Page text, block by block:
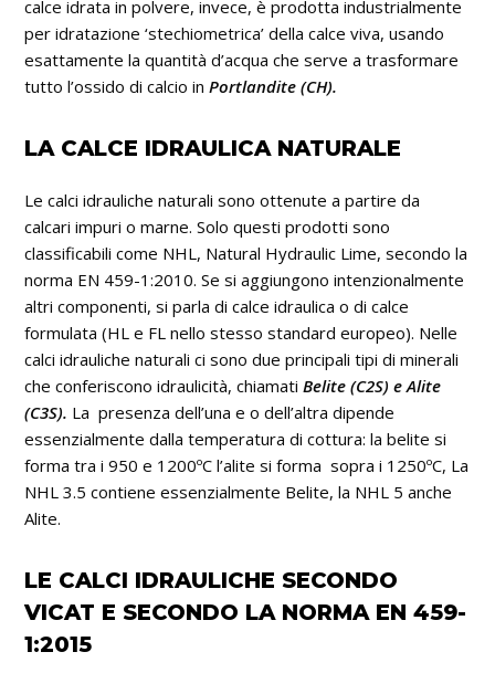
calce idrata in polvere, invece, è prodotta industrialmente
per idratazione ‘stechiometrica’ della calce viva, usando
esattamente la quantità d’acqua che serve a trasformare
tutto l’ossido di calcio inPortlandite (CH).
LA CALCE IDRAULICA NATURALE
Le calci idrauliche naturali sono ottenute a partire da
calcari impuri o marne. Solo questi prodotti sono
classificabili come NHL, Natural Hydraulic Lime, secondo la
norma EN 459-1:2010. Se si aggiungono intenzionalmente
altri componenti, si parla di calce idraulica o di calce
formulata (HL e FL nello stesso standard europeo). Nelle
calci idrauliche naturali ci sono due principali tipi di minerali
che conferiscono idraulicità, chiamatiBelite (C2S) e Alite
(C3S). La presenza dell’una e o dell’altra dipende
essenzialmente dalla temperatura di cottura: la belite si
forma tra i 950 e 1200ºC l’alite si forma sopra i 1250ºC, La
NHL 3.5 contiene essenzialmente Belite, la NHL 5 anche
Alite.
LE CALCI IDRAULICHE SECONDO
VICAT E SECONDO LA NORMA EN 459-
1:2015